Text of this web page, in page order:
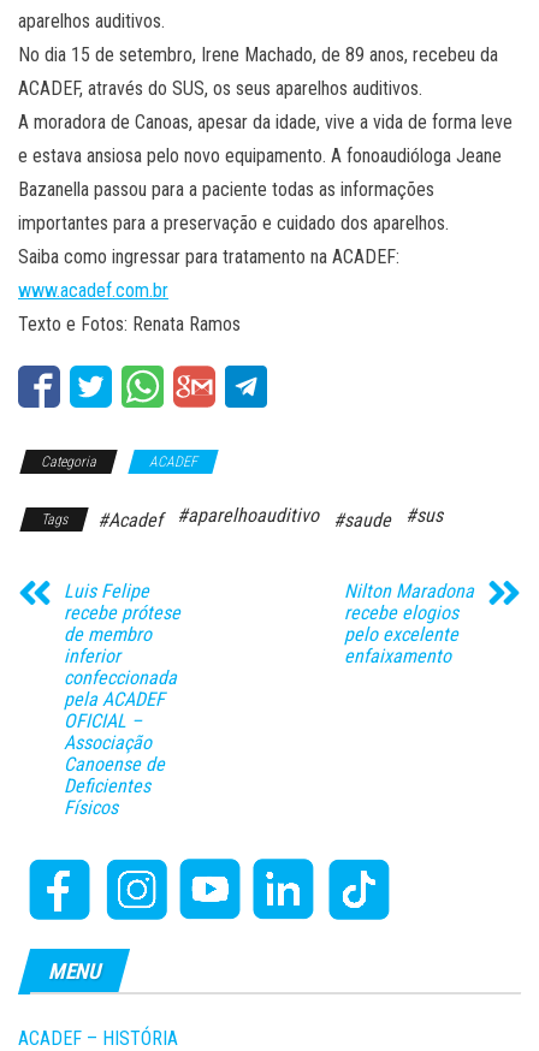
aparelhos auditivos.
No dia 15 de setembro, Irene Machado, de 89 anos, recebeu da
ACADEF, através do SUS, os seus aparelhos auditivos.
A moradora de Canoas, apesar da idade, vive a vida de forma leve
e estava ansiosa pelo novo equipamento. A fonoaudióloga Jeane
Bazanella passou para a paciente todas as informações
importantes para a preservação e cuidado dos aparelhos.
Saiba como ingressar para tratamento na ACADEF:
www.acadef.com.br
Texto e Fotos: Renata Ramos
Categoria ACADEF
Tags #Acadef #aparelhoauditivo #saude #sus
Luis Felipe
recebe prótese
de membro
inferior
confeccionada
pela ACADEF
OFICIAL –
Associação
Canoense de
Deficientes
Físicos
Nilton Maradona
recebe elogios
pelo excelente
enfaixamento
MENU
ACADEF – HISTÓRIA